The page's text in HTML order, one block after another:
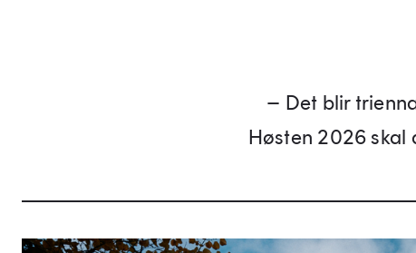
– Det blir
Høsten 2026 skal